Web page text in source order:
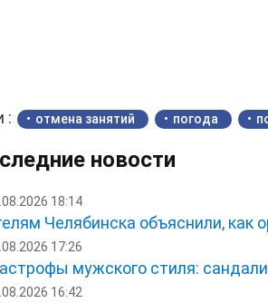
: отмена занятий погода
новости
18:14
Челябинска объяснили, как
17:26
мужского стиля:
16:42